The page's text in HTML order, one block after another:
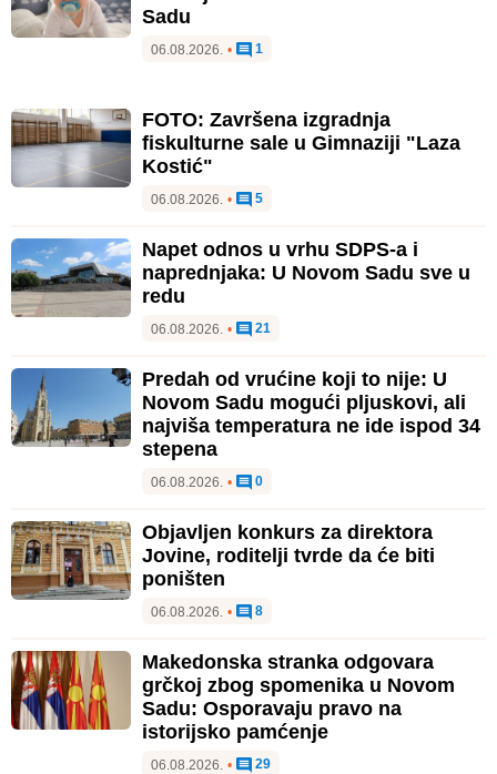
Sadu
06.08.2026. • 1
FOTO: Završena izgradnja
fiskulturne sale u Gimnaziji "Laza
Kostić"
06.08.2026. • 5
Napet odnos u vrhu SDPS-a i
naprednjaka: U Novom Sadu sve u
redu
06.08.2026. • 21
Predah od vrućine koji to nije: U
Novom Sadu mogući pljuskovi, ali
najviša temperatura ne ide ispod 34
stepena
06.08.2026. • 0
Objavljen konkurs za direktora
Jovine, roditelji tvrde da će biti
poništen
06.08.2026. • 8
Makedonska stranka odgovara
grčkoj zbog spomenika u Novom
Sadu: Osporavaju pravo na
istorijsko pamćenje
06.08.2026. • 29